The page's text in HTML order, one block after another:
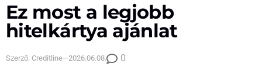
Ez most a legjobb
hitelkártya ajánlat
Szerző: Creditline—2026.06.08. 0